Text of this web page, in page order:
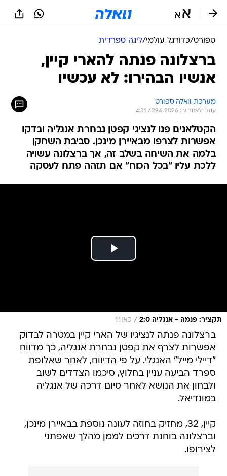
ספורט/כדורגל עולמי/ליגה ספרדית
ברצלונה פנתה להארי קיין,
אנשיו הבהירו: לא עכשיו
מערכת וואלה ספורט
עודכן לאחרונה: 29.6.2026 / 4:31
הקטלאנים פנו לנציגי קפטן נבחרת אנגליה ובדקו
אפשרות לצרפו מבאיירן מינכן. סביבת השחקן
בלמה את השיחה בשלב זה, אך ברצלונה עשויה
ללכת עליו "בכל הכוח" אם תזהה פתח לעסקה
תקציר: פנמה - אנגליה 2:0 / כאן11
ברצלונה פנתה לנציגיו של הארי קיין במטרה לבדוק
אפשרות לצרף את קפטן נבחרת אנגליה, כך מדווח
"דיילי מייל" האנגלי. על פי הדיווח, לאחר שאלופת
ספרד הביעה עניין בחלוץ, סיכמו הצדדים לשוב
ולבחון את הנושא לאחר סיום דרכה של אנגליה
במונדיאל.
קיין, 32, מחזיק בחוזה לעונה נוספת בבאיירן מינכן,
וברצלונה בוחנת דרכים לממן מהלך שאפתני
לצירופו.